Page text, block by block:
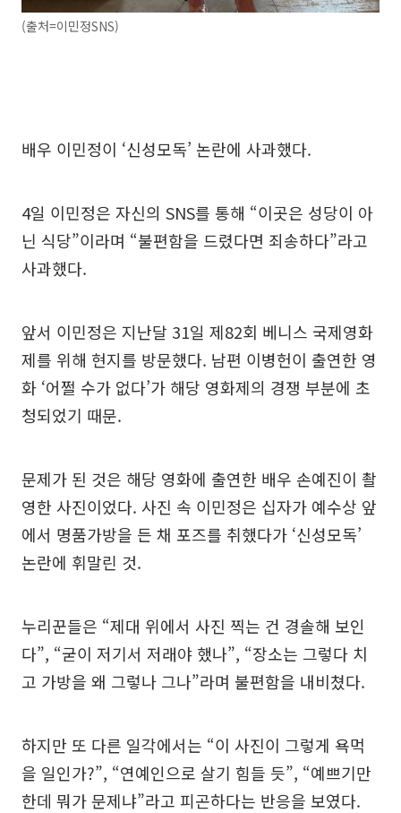
(출처=이민정SNS)
배우 이민정이 ‘신성모독’ 논란에 사과했다.
4일 이민정은 자신의 SNS를 통해 “이곳은 성당이 아
닌 식당”이라며 “불편함을 드렸다면 죄송하다”라고
사과했다.
앞서 이민정은 지난달 31일 제82회 베니스 국제영화
제를 위해 현지를 방문했다. 남편 이병헌이 출연한 영
화 ‘어쩔 수가 없다’가 해당 영화제의 경쟁 부분에 초
청되었기 때문.
문제가 된 것은 해당 영화에 출연한 배우 손예진이 촬
영한 사진이었다. 사진 속 이민정은 십자가 예수상 앞
에서 명품가방을 든 채 포즈를 취했다가 ‘신성모독’
논란에 휘말린 것.
누리꾼들은 “제대 위에서 사진 찍는 건 경솔해 보인
다”, “굳이 저기서 저래야 했나”, “장소는 그렇다 치
고 가방을 왜 그렇나 그나”라며 불편함을 내비쳤다.
하지만 또 다른 일각에서는 “이 사진이 그렇게 욕먹
을 일인가?”, “연예인으로 살기 힘들 듯”, “예쁘기만
한데 뭐가 문제냐”라고 피곤하다는 반응을 보였다.